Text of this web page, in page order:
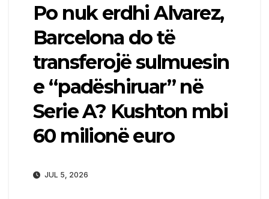
Po nuk erdhi Alvarez,
Barcelona do të
transferojë sulmuesin
e “padëshiruar” në
Serie A? Kushton mbi
60 milionë euro
JUL 5, 2026